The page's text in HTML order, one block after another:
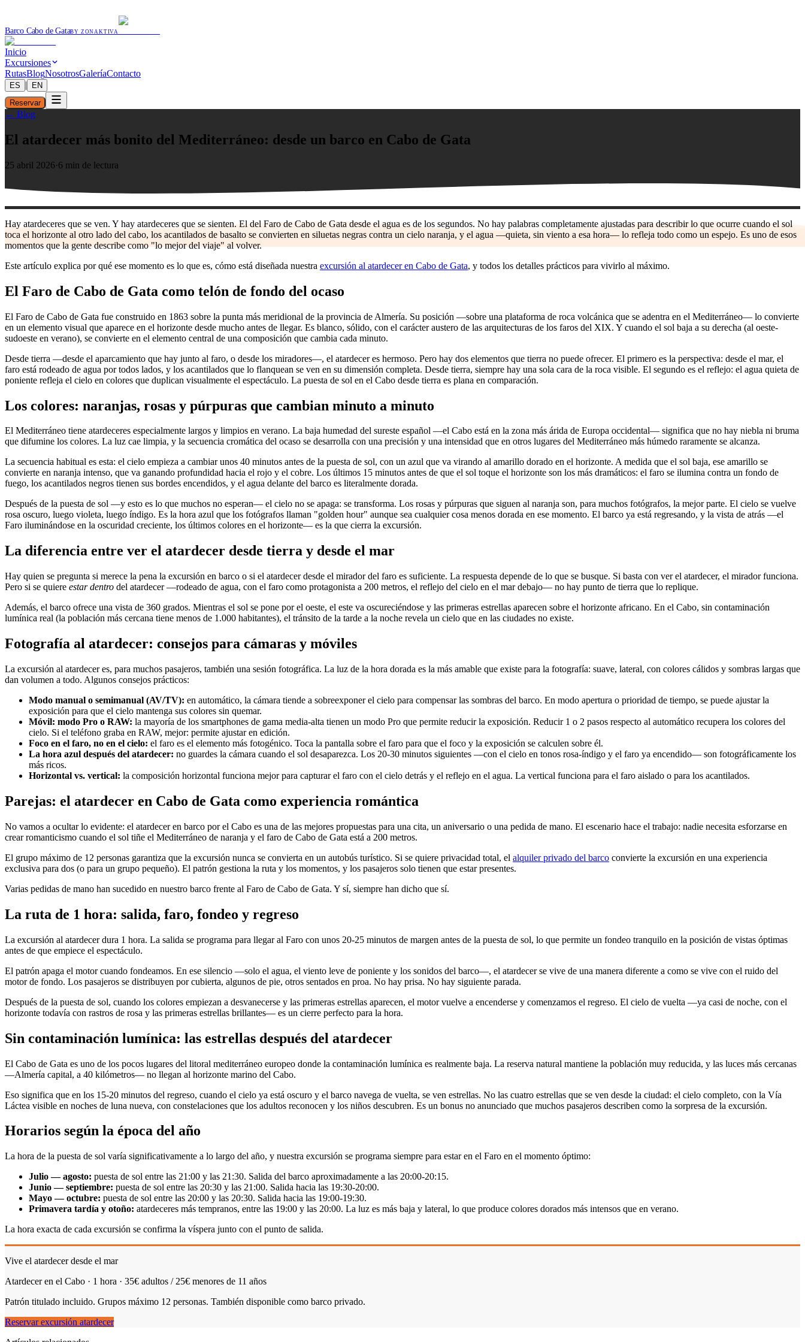
Barco Cabo de GataBY ZONAKTIVA
Inicio
Excursiones
RutasBlogNosotrosGaleríaContacto
ES |
EN
Reservar
← Blog
El atardecer más bonito del Mediterráneo: desde un barco en Cabo de Gata
25 abril 2026·6 min de lectura
Hay atardeceres que se ven. Y hay atardeceres que se sienten. El del Faro de Cabo de Gata desde el agua es de los segundos. No hay palabras completamente ajustadas para describir lo que ocurre cuando el sol
toca el horizonte al otro lado del cabo, los acantilados de basalto se convierten en siluetas negras contra un cielo naranja, y el agua —quieta, sin viento a esa hora— lo refleja todo como un espejo. Es uno de esos
momentos que la gente describe como "lo mejor del viaje" al volver.
Este artículo explica por qué ese momento es lo que es, cómo está diseñada nuestra excursión al atardecer en Cabo de Gata, y todos los detalles prácticos para vivirlo al máximo.
El Faro de Cabo de Gata como telón de fondo del ocaso
El Faro de Cabo de Gata fue construido en 1863 sobre la punta más meridional de la provincia de Almería. Su posición —sobre una plataforma de roca volcánica que se adentra en el Mediterráneo— lo convierte
en un elemento visual que aparece en el horizonte desde mucho antes de llegar. Es blanco, sólido, con el carácter austero de las arquitecturas de los faros del XIX. Y cuando el sol baja a su derecha (al oeste-
sudoeste en verano), se convierte en el elemento central de una composición que cambia cada minuto.
Desde tierra —desde el aparcamiento que hay junto al faro, o desde los miradores—, el atardecer es hermoso. Pero hay dos elementos que tierra no puede ofrecer. El primero es la perspectiva: desde el mar, el
faro está rodeado de agua por todos lados, y los acantilados que lo flanquean se ven en su dimensión completa. Desde tierra, siempre hay una sola cara de la roca visible. El segundo es el reflejo: el agua quieta de
poniente refleja el cielo en colores que duplican visualmente el espectáculo. La puesta de sol en el Cabo desde tierra es plana en comparación.
Los colores: naranjas, rosas y púrpuras que cambian minuto a minuto
El Mediterráneo tiene atardeceres especialmente largos y limpios en verano. La baja humedad del sureste español —el Cabo está en la zona más árida de Europa occidental— significa que no hay niebla ni bruma
que difumine los colores. La luz cae limpia, y la secuencia cromática del ocaso se desarrolla con una precisión y una intensidad que en otros lugares del Mediterráneo más húmedo raramente se alcanza.
La secuencia habitual es esta: el cielo empieza a cambiar unos 40 minutos antes de la puesta de sol, con un azul que va virando al amarillo dorado en el horizonte. A medida que el sol baja, ese amarillo se
convierte en naranja intenso, que va ganando profundidad hacia el rojo y el cobre. Los últimos 15 minutos antes de que el sol toque el horizonte son los más dramáticos: el faro se ilumina contra un fondo de
fuego, los acantilados negros tienen sus bordes encendidos, y el agua delante del barco es literalmente dorada.
Después de la puesta de sol —y esto es lo que muchos no esperan— el cielo no se apaga: se transforma. Los rosas y púrpuras que siguen al naranja son, para muchos fotógrafos, la mejor parte. El cielo se vuelve
rosa oscuro, luego violeta, luego índigo. Es la hora azul que los fotógrafos llaman "golden hour" aunque sea cualquier cosa menos dorada en ese momento. El barco ya está regresando, y la vista de atrás —el
Faro iluminándose en la oscuridad creciente, los últimos colores en el horizonte— es la que cierra la excursión.
La diferencia entre ver el atardecer desde tierra y desde el mar
Hay quien se pregunta si merece la pena la excursión en barco o si el atardecer desde el mirador del faro es suficiente. La respuesta depende de lo que se busque. Si basta con ver el atardecer, el mirador funciona.
Pero si se quiere estar dentro del atardecer —rodeado de agua, con el faro como protagonista a 200 metros, el reflejo del cielo en el mar debajo— no hay punto de tierra que lo replique.
Además, el barco ofrece una vista de 360 grados. Mientras el sol se pone por el oeste, el este va oscureciéndose y las primeras estrellas aparecen sobre el horizonte africano. En el Cabo, sin contaminación
lumínica real (la población más cercana tiene menos de 1.000 habitantes), el tránsito de la tarde a la noche revela un cielo que en las ciudades no existe.
Fotografía al atardecer: consejos para cámaras y móviles
La excursión al atardecer es, para muchos pasajeros, también una sesión fotográfica. La luz de la hora dorada es la más amable que existe para la fotografía: suave, lateral, con colores cálidos y sombras largas que
dan volumen a todo. Algunos consejos prácticos:
Modo manual o semimanual (AV/TV): en automático, la cámara tiende a sobreexponer el cielo para compensar las sombras del barco. En modo apertura o prioridad de tiempo, se puede ajustar la
exposición para que el cielo mantenga sus colores sin quemar.
Móvil: modo Pro o RAW: la mayoría de los smartphones de gama media-alta tienen un modo Pro que permite reducir la exposición. Reducir 1 o 2 pasos respecto al automático recupera los colores del
cielo. Si el teléfono graba en RAW, mejor: permite ajustar en edición.
Foco en el faro, no en el cielo: el faro es el elemento más fotogénico. Toca la pantalla sobre el faro para que el foco y la exposición se calculen sobre él.
La hora azul después del atardecer: no guardes la cámara cuando el sol desaparezca. Los 20-30 minutos siguientes —con el cielo en tonos rosa-índigo y el faro ya encendido— son fotográficamente los
más ricos.
Horizontal vs. vertical: la composición horizontal funciona mejor para capturar el faro con el cielo detrás y el reflejo en el agua. La vertical funciona para el faro aislado o para los acantilados.
Parejas: el atardecer en Cabo de Gata como experiencia romántica
No vamos a ocultar lo evidente: el atardecer en barco por el Cabo es una de las mejores propuestas para una cita, un aniversario o una pedida de mano. El escenario hace el trabajo: nadie necesita esforzarse en
crear romanticismo cuando el sol tiñe el Mediterráneo de naranja y el faro de Cabo de Gata está a 200 metros.
El grupo máximo de 12 personas garantiza que la excursión nunca se convierta en un autobús turístico. Si se quiere privacidad total, el alquiler privado del barco convierte la excursión en una experiencia
exclusiva para dos (o para un grupo pequeño). El patrón gestiona la ruta y los momentos, y los pasajeros solo tienen que estar presentes.
Varias pedidas de mano han sucedido en nuestro barco frente al Faro de Cabo de Gata. Y sí, siempre han dicho que sí.
La ruta de 1 hora: salida, faro, fondeo y regreso
La excursión al atardecer dura 1 hora. La salida se programa para llegar al Faro con unos 20-25 minutos de margen antes de la puesta de sol, lo que permite un fondeo tranquilo en la posición de vistas óptimas
antes de que empiece el espectáculo.
El patrón apaga el motor cuando fondeamos. En ese silencio —solo el agua, el viento leve de poniente y los sonidos del barco—, el atardecer se vive de una manera diferente a como se vive con el ruido del
motor de fondo. Los pasajeros se distribuyen por cubierta, algunos de pie, otros sentados en proa. No hay prisa. No hay siguiente parada.
Después de la puesta de sol, cuando los colores empiezan a desvanecerse y las primeras estrellas aparecen, el motor vuelve a encenderse y comenzamos el regreso. El cielo de vuelta —ya casi de noche, con el
horizonte todavía con rastros de rosa y las primeras estrellas brillantes— es un cierre perfecto para la hora.
Sin contaminación lumínica: las estrellas después del atardecer
El Cabo de Gata es uno de los pocos lugares del litoral mediterráneo europeo donde la contaminación lumínica es realmente baja. La reserva natural mantiene la población muy reducida, y las luces más cercanas
—Almería capital, a 40 kilómetros— no llegan al horizonte marino del Cabo.
Eso significa que en los 15-20 minutos del regreso, cuando el cielo ya está oscuro y el barco navega de vuelta, se ven estrellas. No las cuatro estrellas que se ven desde la ciudad: el cielo completo, con la Vía
Láctea visible en noches de luna nueva, con constelaciones que los adultos reconocen y los niños descubren. Es un bonus no anunciado que muchos pasajeros describen como la sorpresa de la excursión.
Horarios según la época del año
La hora de la puesta de sol varía significativamente a lo largo del año, y nuestra excursión se programa siempre para estar en el Faro en el momento óptimo:
Julio — agosto: puesta de sol entre las 21:00 y las 21:30. Salida del barco aproximadamente a las 20:00-20:15.
Junio — septiembre: puesta de sol entre las 20:30 y las 21:00. Salida hacia las 19:30-20:00.
Mayo — octubre: puesta de sol entre las 20:00 y las 20:30. Salida hacia las 19:00-19:30.
Primavera tardía y otoño: atardeceres más tempranos, entre las 19:00 y las 20:00. La luz es más baja y lateral, lo que produce colores dorados más intensos que en verano.
La hora exacta de cada excursión se confirma la víspera junto con el punto de salida.
Vive el atardecer desde el mar
Atardecer en el Cabo · 1 hora · 35€ adultos / 25€ menores de 11 años
Patrón titulado incluido. Grupos máximo 12 personas. También disponible como barco privado.
Reservar excursión atardecer